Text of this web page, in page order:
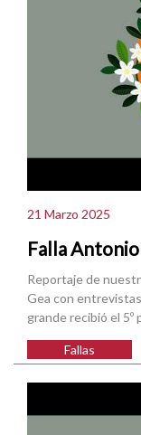
21 Marzo 2025
Falla
Reportaje de
Gea con
grande recibió el 5º
Fallas